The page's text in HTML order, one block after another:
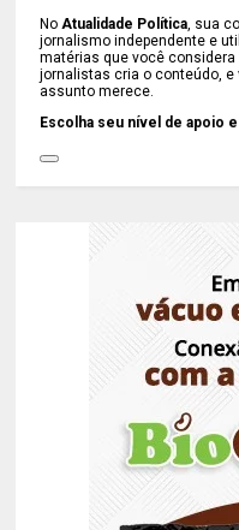
NoAtualidade Política, sua
jornalismo independente e
matérias que você
jornalistas cria o conteúdo,
assunto merece.
Escolha seu nível de apoio